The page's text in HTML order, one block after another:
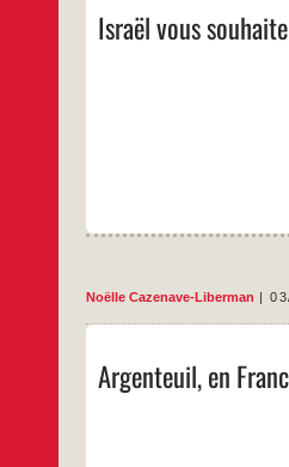
Israël vous
Noëlle Cazenave-Liberman
Argenteuil, en
Le 21 juin, le
intitulait son
où ? » et appelait au